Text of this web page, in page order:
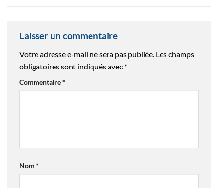
Laisser un commentaire
Votre adresse e-mail ne sera pas publiée. Les champs
obligatoires sont indiqués avec *
Commentaire*
Nom *